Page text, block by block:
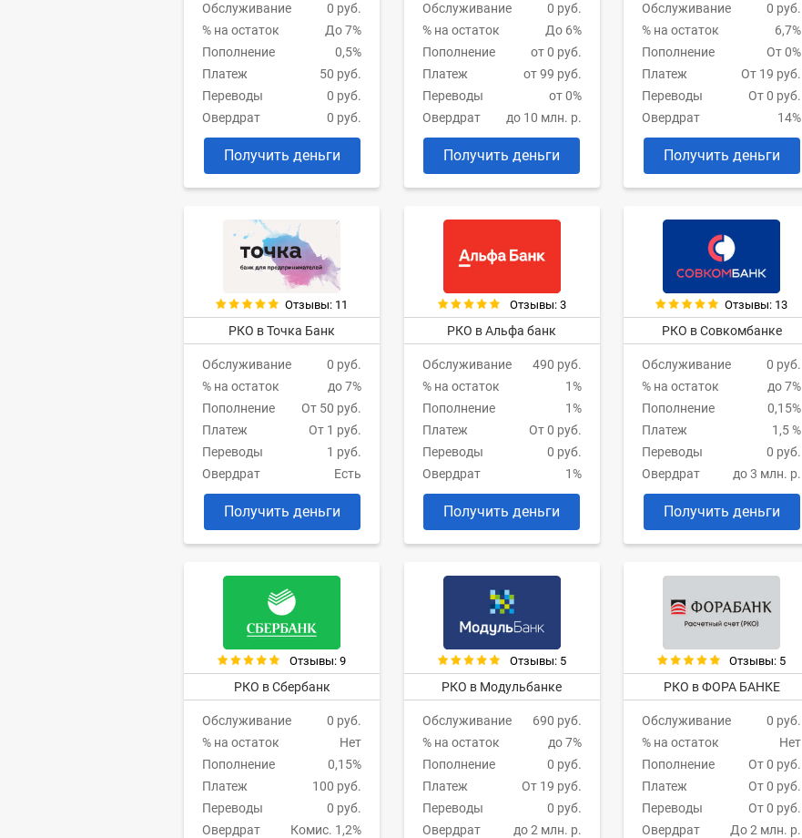
Обслуживание
0 руб.
% на остаток
До 7%
Пополнение
0,5%
Платеж
50 руб.
Переводы
0 руб.
Овердрат
0 руб.
Получить деньги
Обслуживание
0 руб.
% на остаток
До 6%
Пополнение
от 0 руб.
Платеж
от 99 руб.
Переводы
от 0%
Овердрат
до 10 млн. р.
Получить деньги
Обслуживание
0 руб.
% на остаток
6,7%
Пополнение
От 0%
Платеж
От 19 руб.
Переводы
От 0 руб.
Овердрат
14%
Получить деньги
Отзывы: 11
РКО в Точка Банк
Обслуживание
0 руб.
% на остаток
до 7%
Пополнение
От 50 руб.
Платеж
От 1 руб.
Переводы
1 руб.
Овердрат
Есть
Получить деньги
Отзывы: 3
РКО в Альфа банк
Обслуживание
490 руб.
% на остаток
1%
Пополнение
1%
Платеж
От 0 руб.
Переводы
0 руб.
Овердрат
1%
Получить деньги
Отзывы: 13
РКО в Совкомбанке
Обслуживание
0 руб.
% на остаток
до 7%
Пополнение
0,15%
Платеж
1,5 %
Переводы
0 руб.
Овердрат
до 3 млн. р.
Получить деньги
Отзывы: 9
РКО в Сбербанк
Обслуживание
0 руб.
% на остаток
Нет
Пополнение
0,15%
Платеж
100 руб.
Переводы
0 руб.
Овердрат
Комис. 1,2%
Отзывы: 5
РКО в Модульбанке
Обслуживание
690 руб.
% на остаток
до 7%
Пополнение
0 руб.
Платеж
От 19 руб.
Переводы
0 руб.
Овердрат
до 2 млн. р.
Отзывы: 5
РКО в ФОРА БАНКЕ
Обслуживание
0 руб.
% на остаток
Нет
Пополнение
От 0 руб.
Платеж
От 0 руб.
Переводы
От 0 руб.
Овердрат
До 2 млн. р.